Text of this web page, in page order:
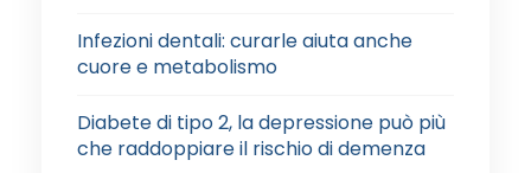
Infezioni dentali: curarle aiuta anche
cuore e metabolismo
Diabete di tipo 2, la depressione può più
che raddoppiare il rischio di demenza